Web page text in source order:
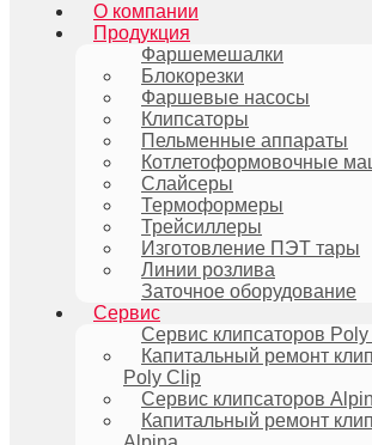
О компании
Продукция
Фаршемешалки
Блокорезки
Фаршевые насосы
Клипсаторы
Пельменные аппараты
Котлетоформовочные
Слайсеры
Термоформеры
Трейсиллеры
Изготовление ПЭТ тары
Линии розлива
Заточное оборудование
Сервис
Сервис клипсаторов
Капитальный ремонт
Poly Clip
Сервис клипсаторов
Капитальный ремонт